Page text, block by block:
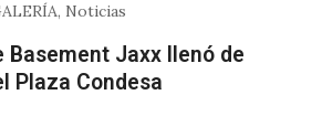
, Noticias
Basement Jaxx llenó de
Plaza Condesa